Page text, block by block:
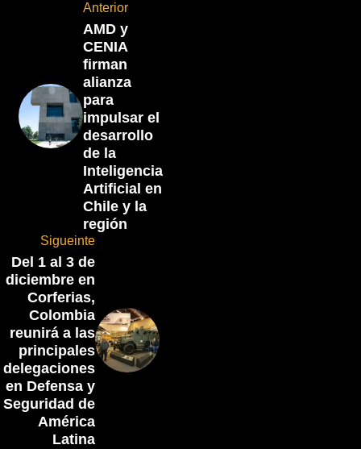
Anterior
AMD y
CENIA
firman
alianza
para
impulsar el
desarrollo
de la
Inteligencia
Artificial en
Chile y la
región
Sigueinte
Del 1 al 3 de
diciembre en
Corferias,
Colombia
reunirá a las
principales
delegaciones
en Defensa y
Seguridad de
América
Latina